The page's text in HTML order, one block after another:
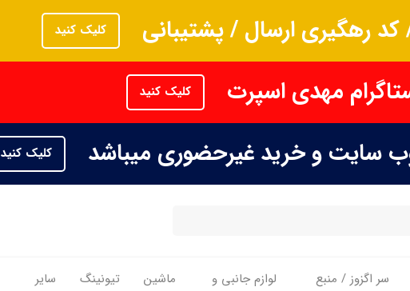
رهگیری ارسال / پشتیبانی کلیک کنید
مهدی اسپرت کلیک کنید
سایت و خرید غیرحضوری میباشد کلیک کنید
سر اگزوز / منبع
لوازم جانبی و
ماشین
تیونینگ
سایر